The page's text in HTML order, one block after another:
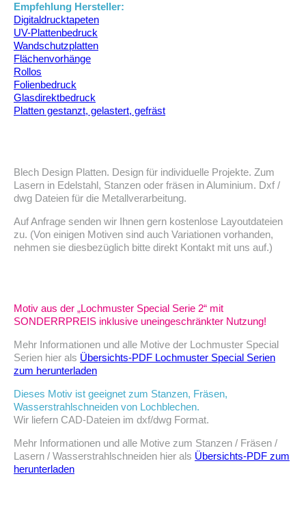
Empfehlung Hersteller:
Digitaldrucktapeten
UV-Plattenbedruck
Wandschutzplatten
Flächenvorhänge
Rollos
Folienbedruck
Glasdirektbedruck
Platten gestanzt, gelastert, gefräst
Blech Design Platten. Design für individuelle Projekte. Zum
Lasern in Edelstahl, Stanzen oder fräsen in Aluminium. Dxf /
dwg Dateien für die Metallverarbeitung.
Auf Anfrage senden wir Ihnen gern kostenlose Layoutdateien
zu. (Von einigen Motiven sind auch Variationen vorhanden,
nehmen sie diesbezüglich bitte direkt Kontakt mit uns auf.)
Motiv aus der „Lochmuster Special Serie 2“ mit
SONDERRPREIS inklusive uneingeschränkter Nutzung!
Mehr Informationen und alle Motive der Lochmuster Special
Serien hier als Übersichts-PDF Lochmuster Special Serien
zum herunterladen
Dieses Motiv ist geeignet zum Stanzen, Fräsen,
Wasserstrahlschneiden von Lochblechen.
Wir liefern CAD-Dateien im dxf/dwg Format.
Mehr Informationen und alle Motive zum Stanzen / Fräsen /
Lasern / Wasserstrahlschneiden hier als Übersichts-PDF zum
herunterladen